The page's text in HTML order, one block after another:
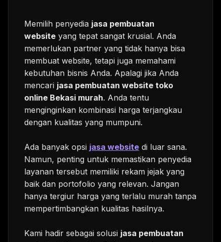
Memilih penyedia jasa pembuatan
website yang tepat sangat krusial. Anda
memerlukan partner yang tidak hanya bisa
membuat website, tetapi juga memahami
kebutuhan bisnis Anda. Apalagi jika Anda
mencari jasa pembuatan website toko
online Bekasi murah. Anda tentu
menginginkan kombinasi harga terjangkau
dengan kualitas yang mumpuni.
Ada banyak opsi jasa website di luar sana.
Namun, penting untuk memastikan penyedia
layanan tersebut memiliki rekam jejak yang
baik dan portofolio yang relevan. Jangan
hanya tergiur harga yang terlalu murah tanpa
mempertimbangkan kualitas hasilnya.
Kami hadir sebagai solusi jasa pembuatan